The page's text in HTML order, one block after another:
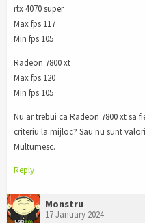
rtx 4070 super
Max fps 117
Min fps 105
Radeon 7800 xt
Max fps 120
Min fps 105
Nu ar trebui ca Radeon 7800 xt sa
criteriu la mijloc? Sau nu sunt
Multumesc.
Reply
Monstru
17 January 2024